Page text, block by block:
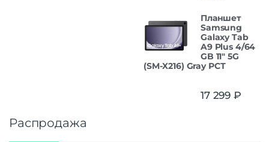
Планшет
Samsung
Galaxy Tab
A9 Plus 4/64
GB 11" 5G
(SM-X216) Gray РСТ
17 299 ₽
Распродажа